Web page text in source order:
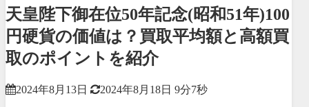
天皇陛下御在位50年記念(昭和51年)100
円硬貨の価値は？買取平均額と高額買
取のポイントを紹介
2024年8月13日 2024年8月18日 9分7秒